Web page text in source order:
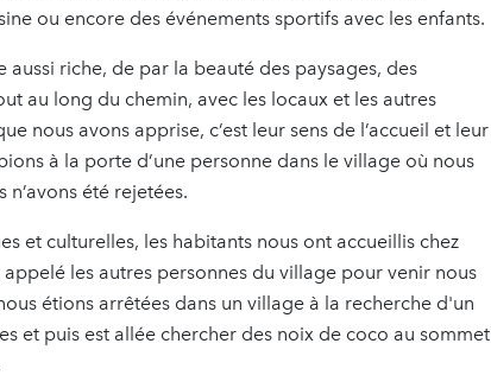
ou encore des événements sportifs avec les enfants.
riche, de par la beauté des paysages, des
au long du chemin, avec les locaux et les autres
nous avons apprise, c’est leur sens de l’accueil et leur
à la porte d’une personne dans le village où nous
été rejetées.
et culturelles, les habitants nous ont accueillis chez
les autres personnes du village pour venir nous
étions arrêtées dans un village à la recherche d'un
et puis est allée chercher des noix de coco au sommet